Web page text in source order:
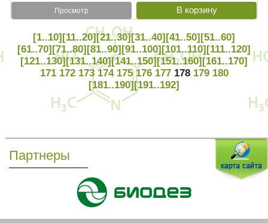
Просмотр
[1..10][11..20][21..30][31..40][41..50][51..60]
[61..70][71..80][81..90][91..100][101..110][111..120]
[121..130][131..140][141..150][151..160][161..170]
171 172 173 174 175 176 177 178 179 180
[181..190][191..192]
Партнеры